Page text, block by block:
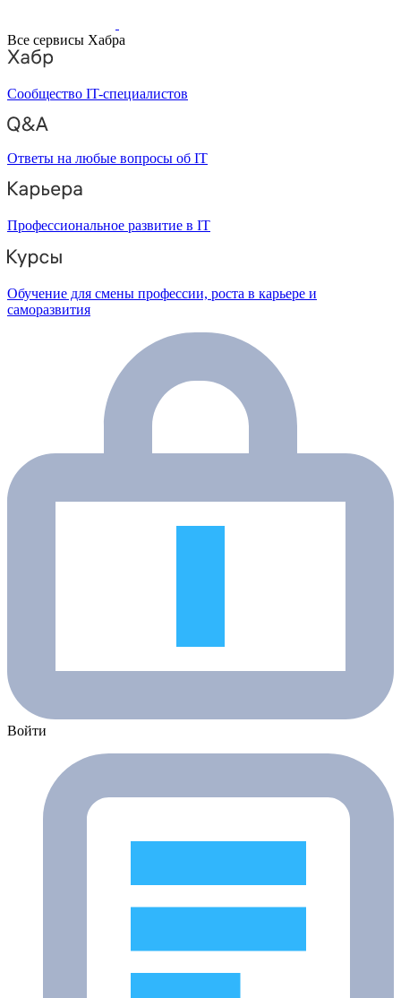
Все сервисы Хабра
Сообщество IT-специалистов
Ответы на любые вопросы об IT
Профессиональное развитие в IT
Обучение для смены профессии, роста в карьере и
саморазвития
Войти